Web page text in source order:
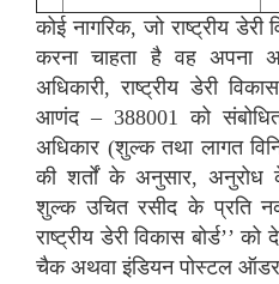
कोई नागरिक, जो राष्‍ट्रीय डेरी
करना चाहता है वह अपना
अधिकारी, राष्‍ट्रीय डेरी
आणंद – 388001 को
अधिकार (शुल्‍क तथा लागत
की शर्तों के अनुसार,
शुल्‍क उचित रसीद के प्रति
राष्‍ट्रीय डेरी विकास बोर्ड’’
चैक अथवा इंडियन पोस्‍टल ऑडर